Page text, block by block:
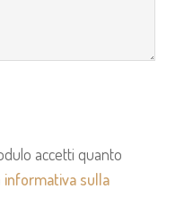
accetti quanto
informativa sulla